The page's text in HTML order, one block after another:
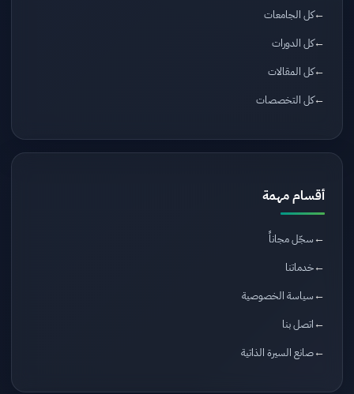
كل الجامعات
كل الدورات
كل المقالات
كل التخصصات
أقسام مهمة
سجّل مجاناً
خدماتنا
سياسة الخصوصية
اتصل بنا
صانع السيرة الذاتية